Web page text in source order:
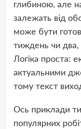
глибиною, але
залежать від
може бути
тиждень чи два,
Логіка проста:
актуальними
тому текст
Ось приклади
популярних